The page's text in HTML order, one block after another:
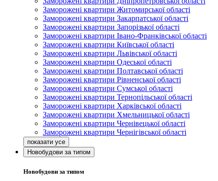
Заморожені квартири Житомирської області
Заморожені квартири Закарпатської області
Заморожені квартири Запорізької області
Заморожені квартири Івано-Франківської області
Заморожені квартири Київської області
Заморожені квартири Львівської області
Заморожені квартири Одеської області
Заморожені квартири Полтавської області
Заморожені квартири Рівненської області
Заморожені квартири Сумської області
Заморожені квартири Тернопільської області
Заморожені квартири Харківської області
Заморожені квартири Хмельницької області
Заморожені квартири Чернівецької області
Заморожені квартири Чернігівської області
Новобудови за типом
Новобудови за типом